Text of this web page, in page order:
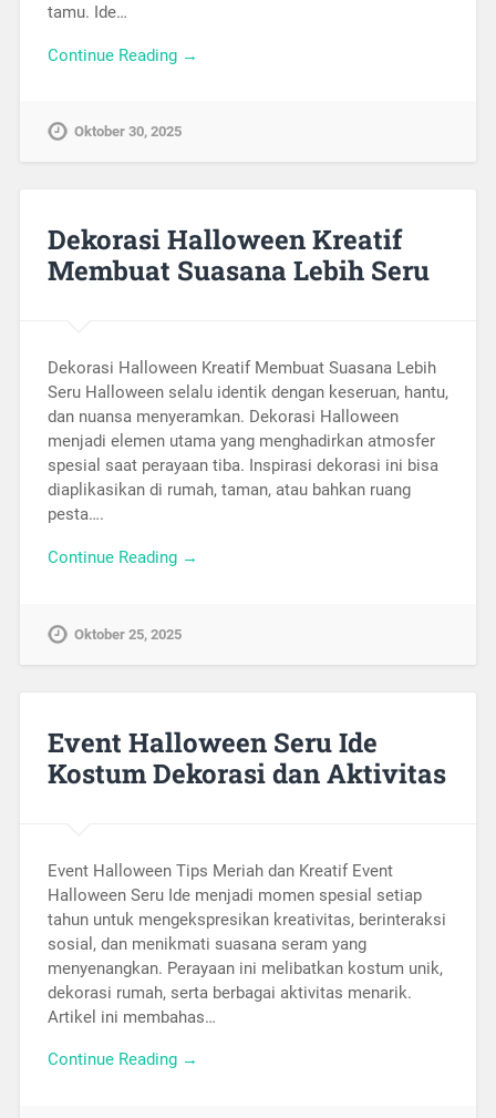
tamu. Ide…
Continue Reading →
Oktober 30, 2025
Dekorasi Halloween Kreatif
Membuat Suasana Lebih Seru
Dekorasi Halloween Kreatif Membuat Suasana Lebih
Seru Halloween selalu identik dengan keseruan, hantu,
dan nuansa menyeramkan. Dekorasi Halloween
menjadi elemen utama yang menghadirkan atmosfer
spesial saat perayaan tiba. Inspirasi dekorasi ini bisa
diaplikasikan di rumah, taman, atau bahkan ruang
pesta….
Continue Reading →
Oktober 25, 2025
Event Halloween Seru Ide
Kostum Dekorasi dan Aktivitas
Event Halloween Tips Meriah dan Kreatif Event
Halloween Seru Ide menjadi momen spesial setiap
tahun untuk mengekspresikan kreativitas, berinteraksi
sosial, dan menikmati suasana seram yang
menyenangkan. Perayaan ini melibatkan kostum unik,
dekorasi rumah, serta berbagai aktivitas menarik.
Artikel ini membahas…
Continue Reading →